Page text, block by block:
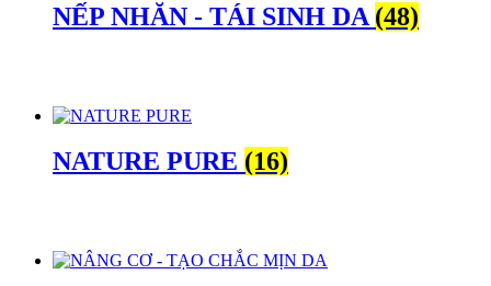
NẾP NHĂN - TÁI SINH DA (48)
NATURE PURE (16)